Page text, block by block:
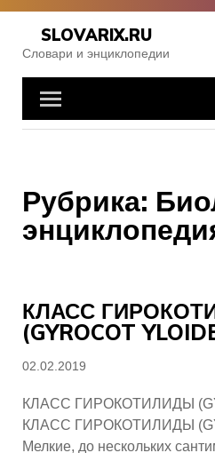
Skip
content
SLOVARIX.RU
Словари и энциклопедии
Рубрика:
КЛАСС
(GYROCOT
Posted
02.02.2019
КЛАСС ГИРОКОТИЛИДЫ
КЛАСС ГИРОКОТИЛИДЫ
Мелкие, до нескольких